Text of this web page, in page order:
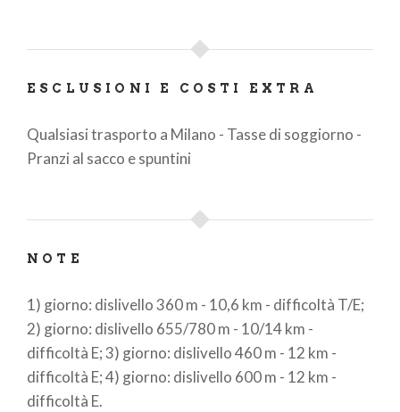
ESCLUSIONI E COSTI EXTRA
Qualsiasi trasporto a Milano - Tasse di soggiorno -
Pranzi al sacco e spuntini
NOTE
1) giorno: dislivello 360 m - 10,6 km - difficoltà T/E;
2) giorno: dislivello 655/780 m - 10/14 km -
difficoltà E; 3) giorno: dislivello 460 m - 12 km -
difficoltà E; 4) giorno: dislivello 600 m - 12 km -
difficoltà E.